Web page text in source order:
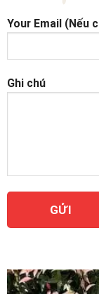
Your Email (Nếu
Ghi chú